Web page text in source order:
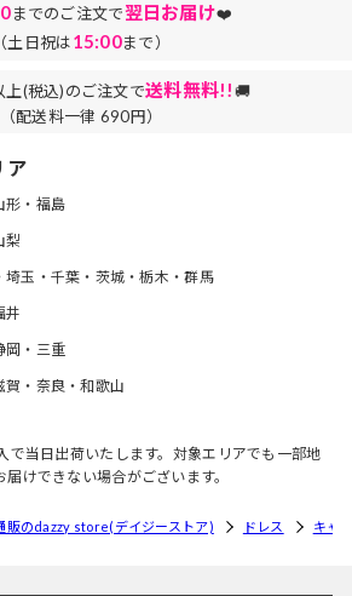
までのご注文で翌日お届け❤️
（土日祝は15:00まで）
上(税込)のご注文で送料無料!!🚚
（配送料一律 690円）
ア
形・福島
梨
埼玉・千葉・茨城・栃木・群馬
井
岡・三重
賀・奈良・和歌山
当日出荷いたします。対象エリアでも一部地
けできない場合がございます。
販のdazzy store(デイジーストア) ドレス キャ